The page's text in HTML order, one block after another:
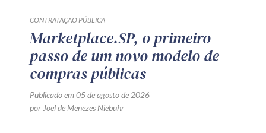
CONTRATAÇÃO PÚBLICA
Marketplace.SP, o primeiro
passo de um novo modelo de
compras públicas
Publicado em 05 de agosto de 2026
por Joel de Menezes Niebuhr